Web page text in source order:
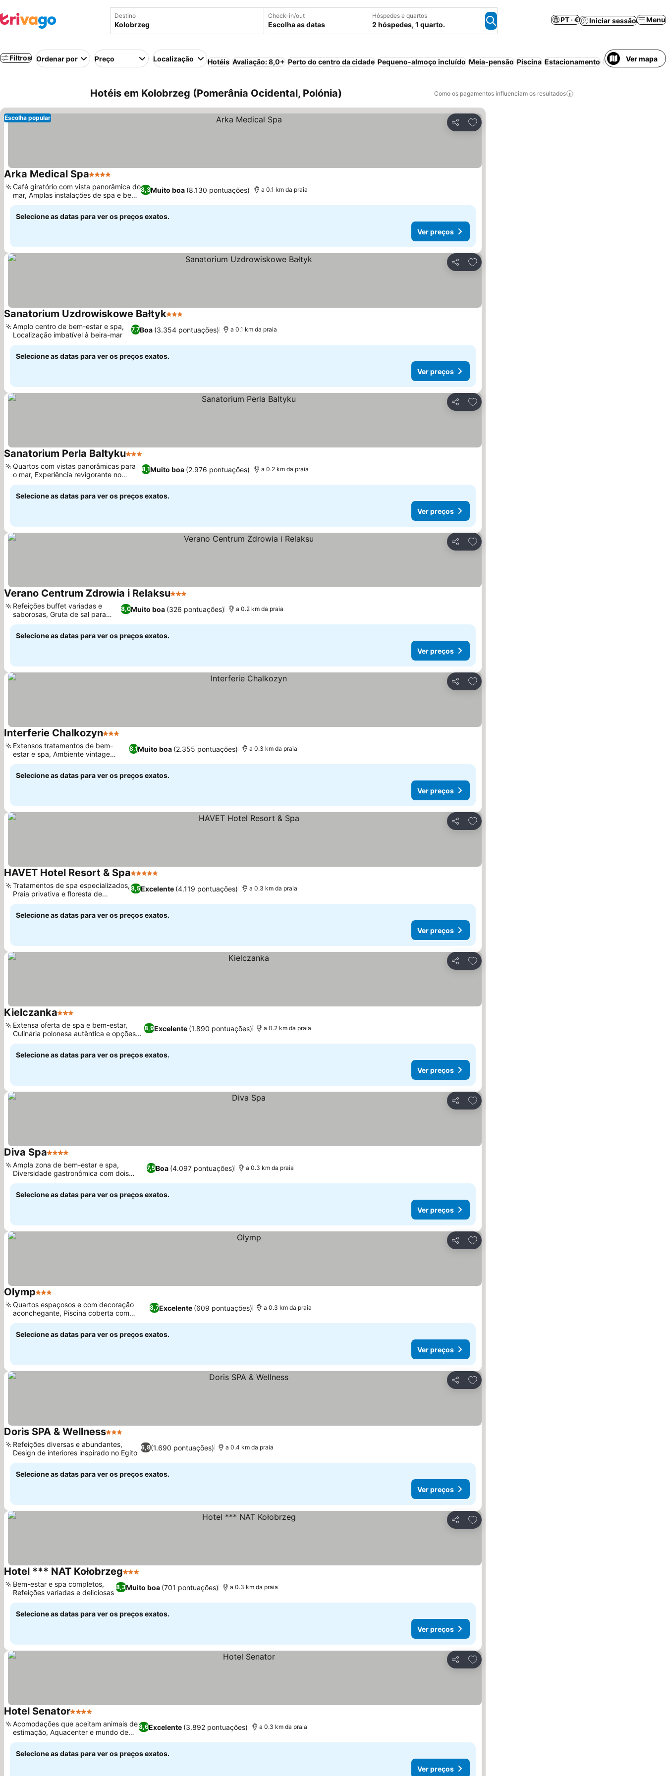
Destino Check-in/out
Escolha as datas
Hóspedes e quartos
2 hóspedes, 1 quarto.
PT · € Iniciar sessão Menu
Filtros Ordenar por Preço Localização Hotéis Avaliação: 8,0+ Perto do centro da cidade Pequeno-almoço incluído Meia-pensão Piscina Estacionamento Praia Piscina
Ver mapa
Hotéis em Kolobrzeg (Pomerânia Ocidental, Polónia) Como os pagamentos influenciam os resultados
Partilhar
Adicionar aos favoritos
Escolha popular
Arka Medical Spa4 Estrelas
8,3Muito boa (8.130 pontuações)
Café giratório com vista panorâmica do
mar, Amplas instalações de spa e bem-
estar
a 0.1 km da praia
Selecione as datas para ver os preços exatos.
Ver preços
Partilhar
Adicionar aos favoritos
Sanatorium Uzdrowiskowe Bałtyk3 Estrelas
7,7Boa (3.354 pontuações)
Amplo centro de bem-estar e spa,
Localização imbatível à beira-mar
a 0.1 km da praia
Selecione as datas para ver os preços exatos.
Ver preços
Partilhar
Adicionar aos favoritos
Sanatorium Perla Baltyku3 Estrelas
8,1Muito boa (2.976 pontuações)
Quartos com vistas panorâmicas para
o mar, Experiência revigorante no
banho turco
a 0.2 km da praia
Selecione as datas para ver os preços exatos.
Ver preços
Partilhar
Adicionar aos favoritos
Verano Centrum Zdrowia i Relaksu3 Estrelas
8,0Muito boa (326 pontuações)
Refeições buffet variadas e
saborosas, Gruta de sal para
relaxar
a 0.2 km da praia
Selecione as datas para ver os preços exatos.
Ver preços
Partilhar
Adicionar aos favoritos
Interferie Chalkozyn3 Estrelas
8,1Muito boa (2.355 pontuações)
Extensos tratamentos de bem-
estar e spa, Ambiente vintage
encantador
a 0.3 km da praia
Selecione as datas para ver os preços exatos.
Ver preços
Partilhar
Adicionar aos favoritos
HAVET Hotel Resort & Spa5 Estrelas
8,5Excelente (4.119 pontuações)
Tratamentos de spa especializados,
Praia privativa e floresta de
pinheiros
a 0.3 km da praia
Selecione as datas para ver os preços exatos.
Ver preços
Partilhar
Adicionar aos favoritos
Kielczanka3 Estrelas
8,9Excelente (1.890 pontuações)
Extensa oferta de spa e bem-estar,
Culinária polonesa autêntica e opções
vegetarianas
a 0.2 km da praia
Selecione as datas para ver os preços exatos.
Ver preços
Partilhar
Adicionar aos favoritos
Diva Spa4 Estrelas
7,5Boa (4.097 pontuações)
Ampla zona de bem-estar e spa,
Diversidade gastronômica com dois
restaurantes
a 0.3 km da praia
Selecione as datas para ver os preços exatos.
Ver preços
Partilhar
Adicionar aos favoritos
Olymp3 Estrelas
8,7Excelente (609 pontuações)
Quartos espaçosos e com decoração
aconchegante, Piscina coberta com
jacuzzis e sauna
a 0.3 km da praia
Selecione as datas para ver os preços exatos.
Ver preços
Partilhar
Adicionar aos favoritos
Doris SPA & Wellness3 Estrelas
6,8(1.690 pontuações)
Refeições diversas e abundantes,
Design de interiores inspirado no Egito
a 0.4 km da praia
Selecione as datas para ver os preços exatos.
Ver preços
Partilhar
Adicionar aos favoritos
Hotel *** NAT Kołobrzeg3 Estrelas
8,3Muito boa (701 pontuações)
Bem-estar e spa completos,
Refeições variadas e deliciosas
a 0.3 km da praia
Selecione as datas para ver os preços exatos.
Ver preços
Partilhar
Adicionar aos favoritos
Hotel Senator4 Estrelas
8,6Excelente (3.892 pontuações)
Acomodações que aceitam animais de
estimação, Aquacenter e mundo de
saunas
a 0.3 km da praia
Selecione as datas para ver os preços exatos.
Ver preços